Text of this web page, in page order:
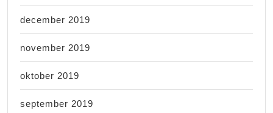
december 2019
november 2019
oktober 2019
september 2019